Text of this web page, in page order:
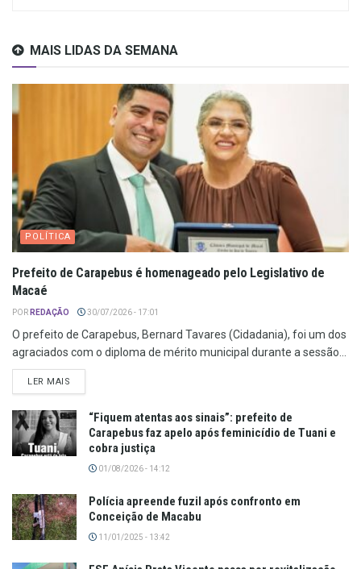
MAIS LIDAS DA SEMANA
POLÍTICA
Prefeito de Carapebus é homenageado pelo Legislativo de
Macaé
POR REDAÇÃO 30/07/2026 - 17:01
O prefeito de Carapebus, Bernard Tavares (Cidadania), foi um dos
agraciados com o diploma de mérito municipal durante a sessão...
LER MAIS
“Fiquem atentas aos sinais”: prefeito de
Carapebus faz apelo após feminicídio de Tuani e
cobra justiça
01/08/2026 - 14:12
Polícia apreende fuzil após confronto em
Conceição de Macabu
11/01/2025 - 13:42